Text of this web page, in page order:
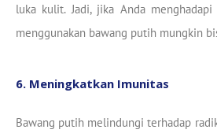
luka kulit. Jadi, jika Anda
menggunakan bawang putih mungkin
6. Meningkatkan Imunitas
Bawang putih melindungi terhadap